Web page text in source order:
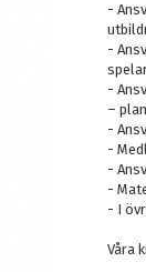
-
-
-
–
-
-
-
-
- I
Våra